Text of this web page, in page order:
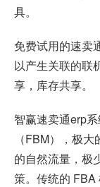
具。
免费试用的速卖
以产生关联的联
享，库存共享。
智赢速卖通erp
（FBM），极
的自然流量，极
策。传统的